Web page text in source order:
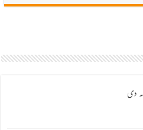
دی